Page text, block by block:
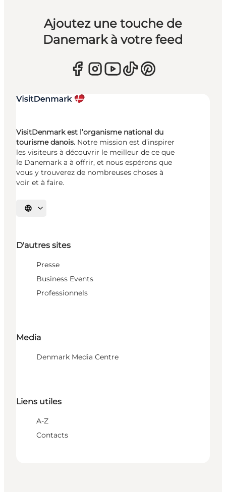
Ajoutez une touche de
Danemark à votre feed
VisitDenmark est l’organisme national du
tourisme danois. Notre mission est d’inspirer
les visiteurs à découvrir le meilleur de ce que
le Danemark a à offrir, et nous espérons que
vous y trouverez de nombreuses choses à
voir et à faire.
Choisissez la langue
D'autres sites
Presse
Business Events
Professionnels
Media
Denmark Media Centre
Liens utiles
A-Z
Contacts